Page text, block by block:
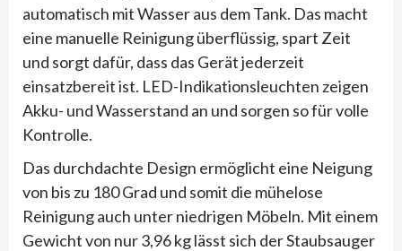
automatisch mit Wasser aus dem Tank. Das macht
eine manuelle Reinigung überflüssig, spart Zeit
und sorgt dafür, dass das Gerät jederzeit
einsatzbereit ist. LED-Indikationsleuchten zeigen
Akku- und Wasserstand an und sorgen so für volle
Kontrolle.
Das durchdachte Design ermöglicht eine Neigung
von bis zu 180 Grad und somit die mühelose
Reinigung auch unter niedrigen Möbeln. Mit einem
Gewicht von nur 3,96 kg lässt sich der Staubsauger